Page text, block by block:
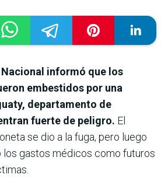
informó que los
embestidos por una
departamento de
fuerte de peligro. El
se dio a la fuga, pero luego
los gastos médicos como futuros